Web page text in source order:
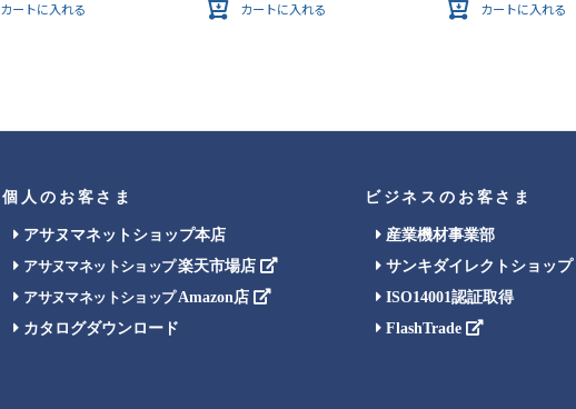
カートに入れる カートに入れる カートに入れる
個人のお客さま
アサヌマネットショップ本店
アサヌマネットショップ楽天市場店
アサヌマネットショップAmazon店
カタログダウンロード
ビジネスのお客さま
産業機材事業部
サンキダイレクトショップ
ISO14001認証取得
FlashTrade